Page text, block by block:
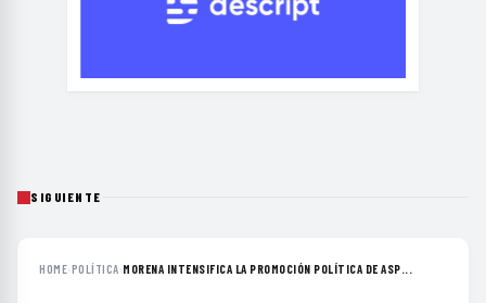
SIGUIENTE
HOME›POLÍTICA›MORENA INTENSIFICA LA PROMOCIÓN POLÍTICA DE ASP...